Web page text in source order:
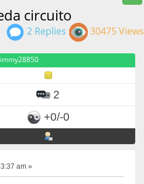
circuito
2 Replies 30475 Views
2
+0/-0
am »